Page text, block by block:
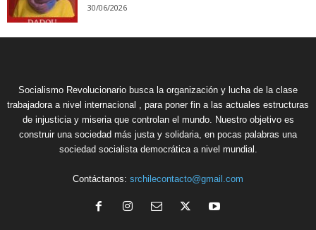
30/06/2026
Socialismo Revolucionario busca la organización y lucha de la clase
trabajadora a nivel internacional , para poner fin a las actuales estructuras
de injusticia y miseria que controlan el mundo. Nuestro objetivo es
construir una sociedad más justa y solidaria, en pocas palabras una
sociedad socialista democrática a nivel mundial.
Contáctanos: srchilecontacto@gmail.com